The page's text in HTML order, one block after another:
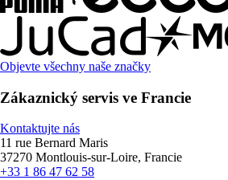
Objevte všechny naše značky
Zákaznický servis ve Francie
Kontaktujte nás
11 rue Bernard Maris
37270 Montlouis-sur-Loire, Francie
+33 1 86 47 62 58